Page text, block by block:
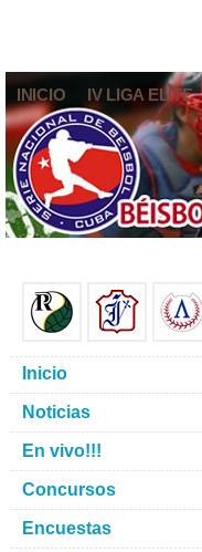
INICIO IV LIGA ELITE
Inicio
Noticias
En vivo!!!
Concursos
Encuestas